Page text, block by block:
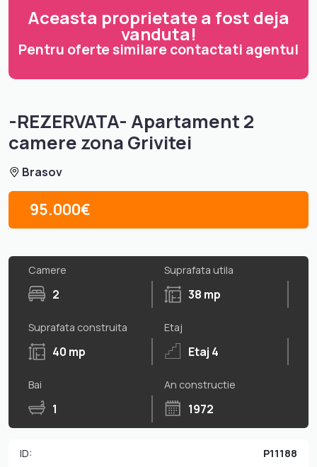
Aceasta proprietate a fost deja
vanduta!
Pentru oferte similare contactati agentul
-REZERVATA- Apartament 2
camere zona Grivitei
Brasov
95.000€
Camere
2
Suprafata utila
38 mp
Suprafata construita
40 mp
Etaj
Etaj 4
Bai
1
An constructie
1972
ID: P11188